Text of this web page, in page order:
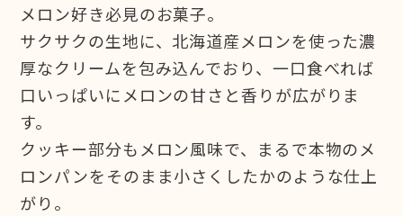
メロン好き必見のお菓子。
サクサクの生地に、北海道産メロンを使った濃
厚なクリームを包み込んでおり、一口食べれば
口いっぱいにメロンの甘さと香りが広がりま
す。
クッキー部分もメロン風味で、まるで本物のメ
ロンパンをそのまま小さくしたかのような仕上
がり。